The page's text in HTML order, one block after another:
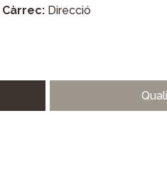
Càrrec:Direcció